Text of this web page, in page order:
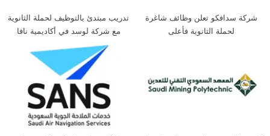
شركة سدافكو تعلن وظائف شاغرة
لحملة الثانوية فأعلى
تدريب مبتدئ بالتوظيف لحملة الثانوية
مع شركة لوسد في أكاديمية نافا